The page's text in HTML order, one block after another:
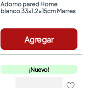
Adorno pared Home
blanco 33x1.2x15cm Marres
Agregar
¡Nuevo!